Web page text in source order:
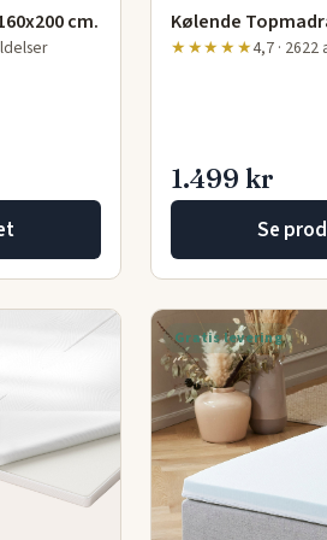
cm. Kølende
★★★★★4,7 ·
1.499 kr
Se
Gratis levering